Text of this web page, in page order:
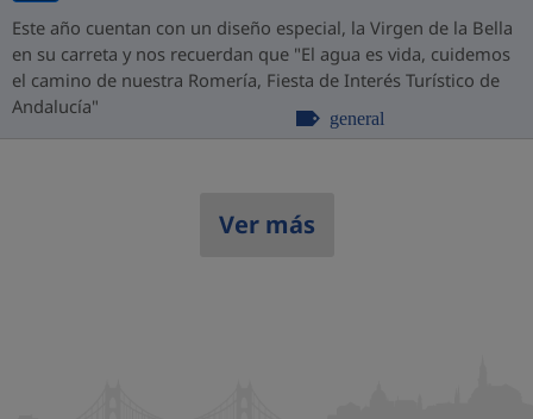
Este año cuentan con un diseño especial, la Virgen de la Bella
en su carreta y nos recuerdan que "El agua es vida, cuidemos
el camino de nuestra Romería, Fiesta de Interés Turístico de
Andalucía"
general
Ver más